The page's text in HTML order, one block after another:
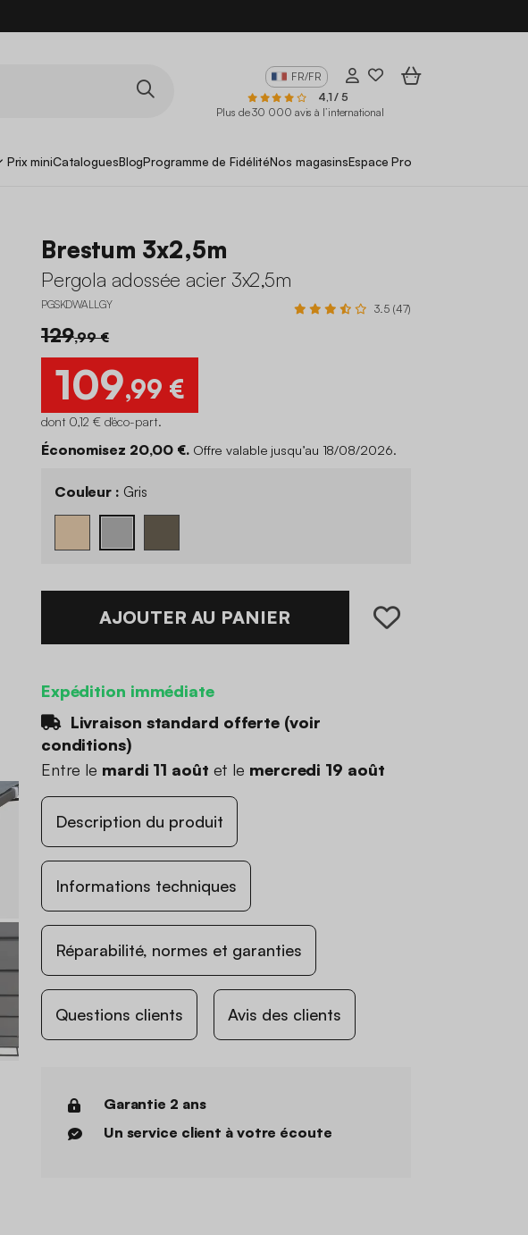
FR/FR
4,1 / 5
Plus de 30 000 avis à l’international
Prix miniCataloguesBlogProgramme de FidélitéNos magasinsEspace Pro
Brestum 3x2,5m
Pergola adossée acier 3x2,5m
PGSKDWALLGY 3.5 (47)
129,99 €
109,99 €
dont 0,12 € d'éco-part.
Économisez 20,00 €. Offre valable jusqu’au 18/08/2026.
Couleur : Gris
AJOUTER AU PANIER
Expédition immédiate
Livraison standard offerte (voir
conditions)
Entre le mardi 11 août et le mercredi 19 août
Description du produit
Informations techniques
Réparabilité, normes et garanties
Questions clients Avis des clients
Garantie 2 ans
Un service client à votre écoute